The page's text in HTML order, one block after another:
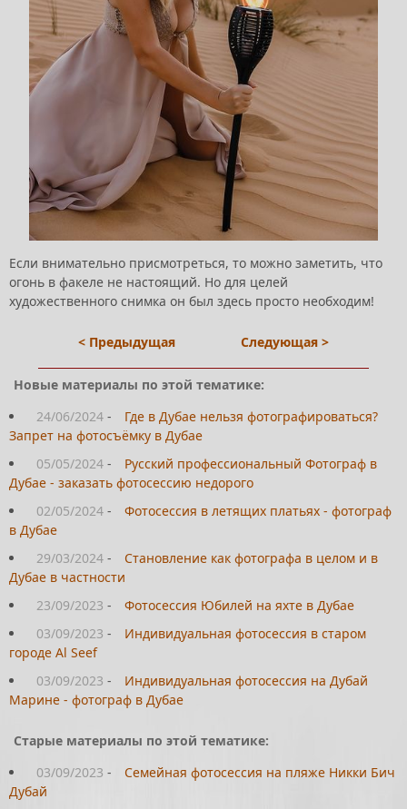
Если внимательно присмотреться, то можно заметить, что
огонь в факеле не настоящий. Но для целей
художественного снимка он был здесь просто необходим!
< Предыдущая Следующая >
Новые материалы по этой тематике:
24/06/2024 -
Где в Дубае нельзя фотографироваться?
Запрет на фотосъёмку в Дубае
05/05/2024 -
Русский профессиональный Фотограф в
Дубае - заказать фотосессию недорого
02/05/2024 -
Фотосессия в летящих платьях - фотограф
в Дубае
29/03/2024 -
Становление как фотографа в целом и в
Дубае в частности
23/09/2023 -
Фотосессия Юбилей на яхте в Дубае
03/09/2023 -
Индивидуальная фотосессия в старом
городе Al Seef
03/09/2023 -
Индивидуальная фотосессия на Дубай
Марине - фотограф в Дубае
Старые материалы по этой тематике:
03/09/2023 -
Семейная фотосессия на пляже Никки Бич
Дубай